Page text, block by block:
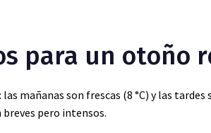
para un otoño
: las mañanas son frescas (8 °C) y las
breves pero intensos.